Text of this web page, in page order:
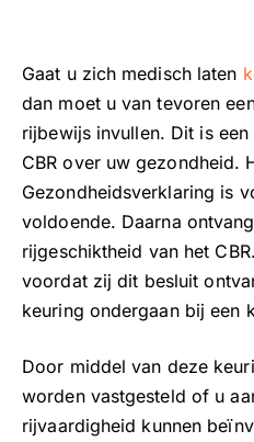
Gaat u zich medisch laten
dan moet u van tevoren
rijbewijs invullen. Dit is
CBR over uw gezondheid.
Gezondheidsverklaring is
voldoende. Daarna
rijgeschiktheid van het
voordat zij dit besluit
keuring ondergaan bij een
Door middel van deze
worden vastgesteld of u
rijvaardigheid kunnen